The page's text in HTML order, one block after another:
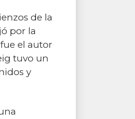
de la
por la
el autor
tuvo un
y